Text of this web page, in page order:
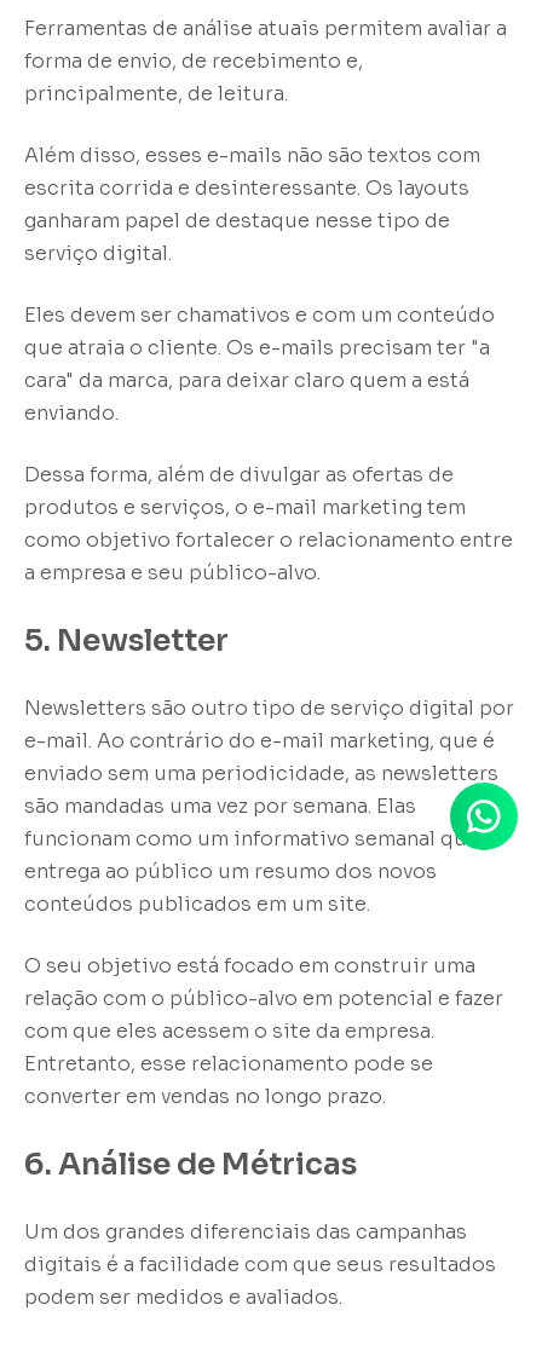
Ferramentas de análise atuais permitem avaliar a
forma de envio, de recebimento e,
principalmente, de leitura.
Além disso, esses e-mails não são textos com
escrita corrida e desinteressante. Os layouts
ganharam papel de destaque nesse tipo de
serviço digital.
Eles devem ser chamativos e com um conteúdo
que atraia o cliente. Os e-mails precisam ter "a
cara" da marca, para deixar claro quem a está
enviando.
Dessa forma, além de divulgar as ofertas de
produtos e serviços, o e-mail marketing tem
como objetivo fortalecer o relacionamento entre
a empresa e seu público-alvo.
5. Newsletter
Newsletters são outro tipo de serviço digital por
e-mail. Ao contrário do e-mail marketing, que é
enviado sem uma periodicidade, as newsletters
são mandadas uma vez por semana. Elas
funcionam como um informativo semanal que
entrega ao público um resumo dos novos
conteúdos publicados em um site.
O seu objetivo está focado em construir uma
relação com o público-alvo em potencial e fazer
com que eles acessem o site da empresa.
Entretanto, esse relacionamento pode se
converter em vendas no longo prazo.
6. Análise de Métricas
Um dos grandes diferenciais das campanhas
digitais é a facilidade com que seus resultados
podem ser medidos e avaliados.